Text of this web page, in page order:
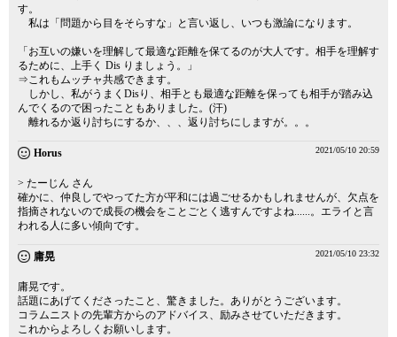
す。
私は「問題から目をそらすな」と言い返し、いつも激論になります。
「お互いの嫌いを理解して最適な距離を保てるのが大人です。相手を理解す
るために、上手く Dis りましょう。」
⇒これもムッチャ共感できます。
しかし、私がうまくDisり、相手とも最適な距離を保っても相手が踏み込
んでくるので困ったこともありました。(汗)
離れるか返り討ちにするか、、、返り討ちにしますが。。。
Horus 2021/05/10 20:59
> たーじん さん
確かに、仲良しでやってた方が平和には過ごせるかもしれませんが、欠点を
指摘されないので成長の機会をことごとく逃すんですよね......。エライと言
われる人に多い傾向です。
庸晃 2021/05/10 23:32
庸晃です。
話題にあげてくださったこと、驚きました。ありがとうございます。
コラムニストの先輩方からのアドバイス、励みさせていただきます。
これからよろしくお願いします。